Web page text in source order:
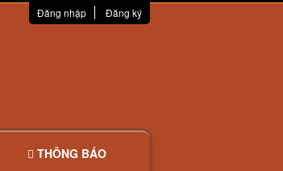
Đăng nhập Đăng ký
THÔNG BÁO